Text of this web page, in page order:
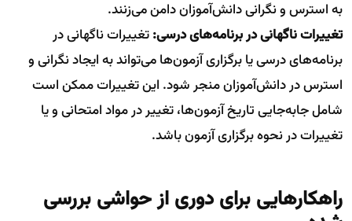
به استرس و نگرانی دانش‌آموزان دامن می‌زنند.
تغییرات ناگهانی در برنامه‌های درسی:تغییرات ناگهانی در
برنامه‌های درسی یا برگزاری آزمون‌ها می‌تواند به ایجاد نگرانی و
استرس در دانش‌آموزان منجر شود. این تغییرات ممکن است
شامل جابه‌جایی تاریخ آزمون‌ها، تغییر در مواد امتحانی و یا
تغییرات در نحوه برگزاری آزمون باشد.
راهکارهایی برای دوری از حواشی بررسی